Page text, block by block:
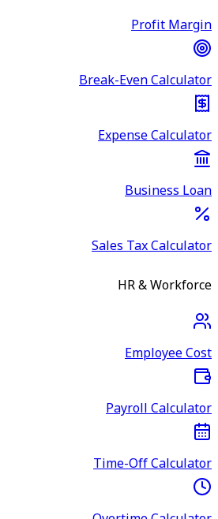
Profit Margin
Break-Even Calculator
Expense Calculator
Business Loan
Sales Tax Calculator
HR & Workforce
Employee Cost
Payroll Calculator
Time-Off Calculator